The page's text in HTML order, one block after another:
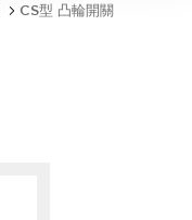
CS型 凸輪開關